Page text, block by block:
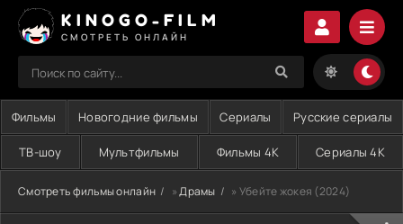
KINOGO-FILM
СМОТРЕТЬ ОНЛАЙН
Фильмы Новогодние фильмы Сериалы Русские сериалы
ТВ-шоу Мультфильмы Фильмы 4K Сериалы 4K
Смотреть фильмы онлайн »Драмы » Убейте жокея (2024)